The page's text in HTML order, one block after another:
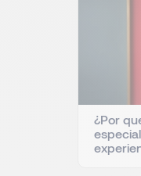
¿Por